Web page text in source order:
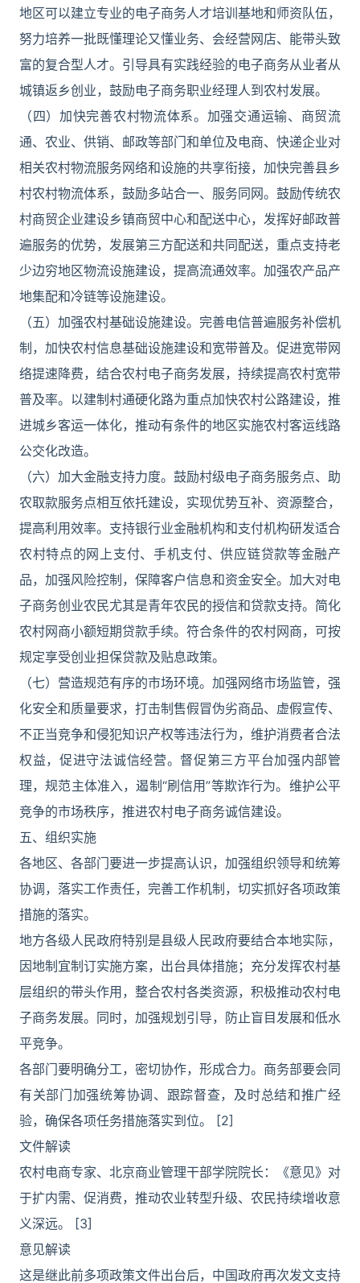
地区可以建立专业的电子商务人才培训基地和师资队伍，
努力培养一批既懂理论又懂业务、会经营网店、能带头致
富的复合型人才。引导具有实践经验的电子商务从业者从
城镇返乡创业，鼓励电子商务职业经理人到农村发展。
（四）加快完善农村物流体系。加强交通运输、商贸流
通、农业、供销、邮政等部门和单位及电商、快递企业对
相关农村物流服务网络和设施的共享衔接，加快完善县乡
村农村物流体系，鼓励多站合一、服务同网。鼓励传统农
村商贸企业建设乡镇商贸中心和配送中心，发挥好邮政普
遍服务的优势，发展第三方配送和共同配送，重点支持老
少边穷地区物流设施建设，提高流通效率。加强农产品产
地集配和冷链等设施建设。
（五）加强农村基础设施建设。完善电信普遍服务补偿机
制，加快农村信息基础设施建设和宽带普及。促进宽带网
络提速降费，结合农村电子商务发展，持续提高农村宽带
普及率。以建制村通硬化路为重点加快农村公路建设，推
进城乡客运一体化，推动有条件的地区实施农村客运线路
公交化改造。
（六）加大金融支持力度。鼓励村级电子商务服务点、助
农取款服务点相互依托建设，实现优势互补、资源整合，
提高利用效率。支持银行业金融机构和支付机构研发适合
农村特点的网上支付、手机支付、供应链贷款等金融产
品，加强风险控制，保障客户信息和资金安全。加大对电
子商务创业农民尤其是青年农民的授信和贷款支持。简化
农村网商小额短期贷款手续。符合条件的农村网商，可按
规定享受创业担保贷款及贴息政策。
（七）营造规范有序的市场环境。加强网络市场监管，强
化安全和质量要求，打击制售假冒伪劣商品、虚假宣传、
不正当竞争和侵犯知识产权等违法行为，维护消费者合法
权益，促进守法诚信经营。督促第三方平台加强内部管
理，规范主体准入，遏制“刷信用”等欺诈行为。维护公平
竞争的市场秩序，推进农村电子商务诚信建设。
五、组织实施
各地区、各部门要进一步提高认识，加强组织领导和统筹
协调，落实工作责任，完善工作机制，切实抓好各项政策
措施的落实。
地方各级人民政府特别是县级人民政府要结合本地实际，
因地制宜制订实施方案，出台具体措施；充分发挥农村基
层组织的带头作用，整合农村各类资源，积极推动农村电
子商务发展。同时，加强规划引导，防止盲目发展和低水
平竞争。
各部门要明确分工，密切协作，形成合力。商务部要会同
有关部门加强统筹协调、跟踪督查，及时总结和推广经
验，确保各项任务措施落实到位。 [2]
文件解读
农村电商专家、北京商业管理干部学院院长：《意见》对
于扩内需、促消费，推动农业转型升级、农民持续增收意
义深远。 [3]
意见解读
这是继此前多项政策文件出台后，中国政府再次发文支持